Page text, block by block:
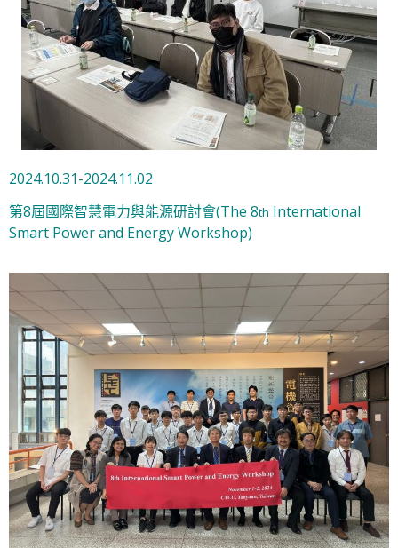
2024.10.31-2024.11.02
第8屆國際智慧電力與能源研討會(The 8th International
Smart Power and Energy Workshop)